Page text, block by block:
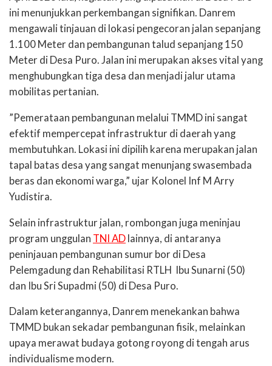
ini menunjukkan perkembangan signifikan. Danrem
mengawali tinjauan di lokasi pengecoran jalan sepanjang
1.100 Meter dan pembangunan talud sepanjang 150
Meter di Desa Puro. Jalan ini merupakan akses vital yang
menghubungkan tiga desa dan menjadi jalur utama
mobilitas pertanian.
​”Pemerataan pembangunan melalui TMMD ini sangat
efektif mempercepat infrastruktur di daerah yang
membutuhkan. Lokasi ini dipilih karena merupakan jalan
tapal batas desa yang sangat menunjang swasembada
beras dan ekonomi warga,” ujar Kolonel Inf M Arry
Yudistira.
​Selain infrastruktur jalan, rombongan juga meninjau
program unggulan TNI AD lainnya, di antaranya
peninjauan pembangunan sumur bor di Desa
Pelemgadung dan ​Rehabilitasi RTLH Ibu Sunarni (50)
dan Ibu Sri Supadmi (50) di Desa Puro.
​Dalam keterangannya, Danrem menekankan bahwa
TMMD bukan sekadar pembangunan fisik, melainkan
upaya merawat budaya gotong royong di tengah arus
individualisme modern.